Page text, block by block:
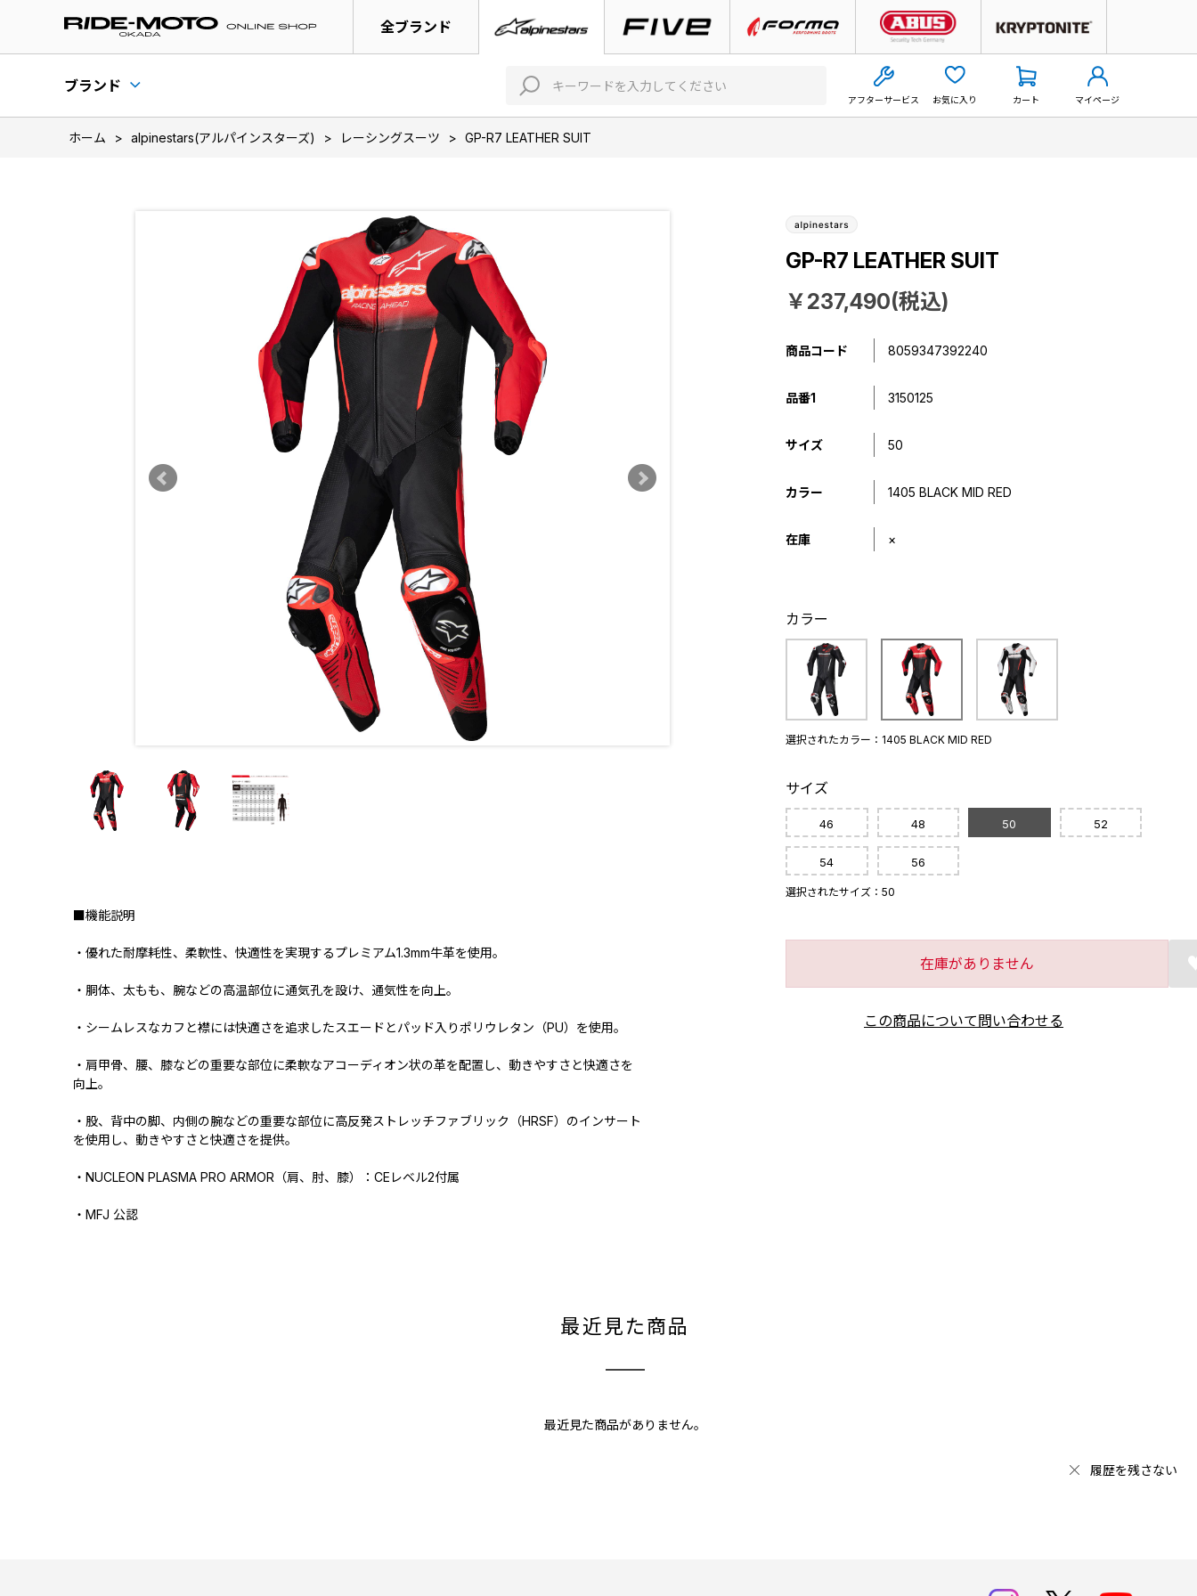
全ブランド
ブランド
アフターサービス お気に入り カート マイページ
ホーム > alpinestars(アルパインスターズ) > レーシングスーツ > GP-R7 LEATHER SUIT
■機能説明
・優れた耐摩耗性、柔軟性、快適性を実現するプレミアム1.3mm牛革を使用。
・胴体、太もも、腕などの高温部位に通気孔を設け、通気性を向上。
・シームレスなカフと襟には快適さを追求したスエードとパッド入りポリウレタン（PU）を使用。
・肩甲骨、腰、膝などの重要な部位に柔軟なアコーディオン状の革を配置し、動きやすさと快適さを
向上。
・股、背中の脚、内側の腕などの重要な部位に高反発ストレッチファブリック（HRSF）のインサート
を使用し、動きやすさと快適さを提供。
・NUCLEON PLASMA PRO ARMOR（肩、肘、膝）：CEレベル2付属
・MFJ 公認
GP-R7 LEATHER SUIT
￥237,490(税込)
商品コード 8059347392240
品番1 3150125
サイズ 50
カラー 1405 BLACK MID RED
在庫 ×
カラー
選択されたカラー：1405 BLACK MID RED
サイズ
46 48 50 52
54 56
選択されたサイズ：50
在庫がありません
この商品について問い合わせる
最近見た商品
最近見た商品がありません。
履歴を残さない